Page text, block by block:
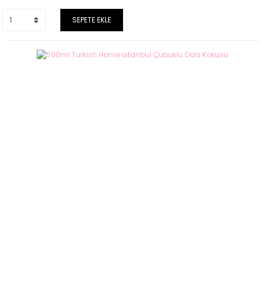
SEPETE EKLE